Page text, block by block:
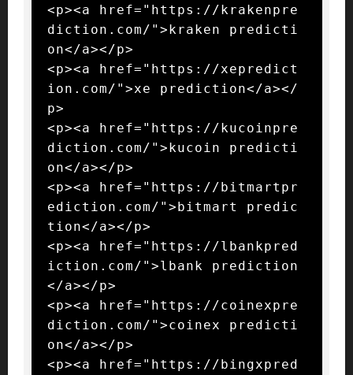
<p><a href="https://krakenpre
diction.com/">kraken predicti
on</a></p>
<p><a href="https://xepredict
ion.com/">xe prediction</a></
p>
<p><a href="https://kucoinpre
diction.com/">kucoin predicti
on</a></p>
<p><a href="https://bitmartpr
ediction.com/">bitmart predic
tion</a></p>
<p><a href="https://lbankpred
iction.com/">lbank prediction
</a></p>
<p><a href="https://coinexpre
diction.com/">coinex predicti
on</a></p>
<p><a href="https://bingxpred